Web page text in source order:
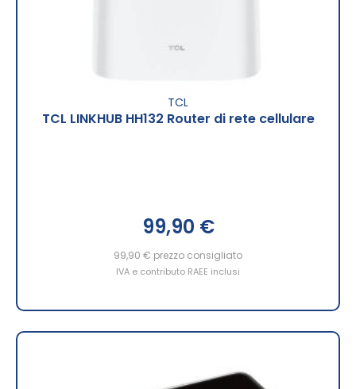
TCL
TCL LINKHUB HH132 Router di rete cellulare
99,90 €
99,90 € prezzo consigliato
IVA e contributo RAEE inclusi